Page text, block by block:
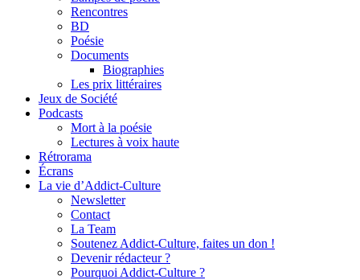
Rencontres
BD
Poésie
Documents
Biographies
Les prix littéraires
Jeux de Société
Podcasts
Mort à la poésie
Lectures à voix haute
Rétrorama
Écrans
La vie d’Addict-Culture
Newsletter
Contact
La Team
Soutenez Addict-Culture, faites un don !
Devenir rédacteur ?
Pourquoi Addict-Culture ?